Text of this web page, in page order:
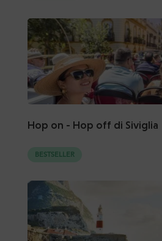
Hop on - Hop off di Siviglia
BESTSELLER